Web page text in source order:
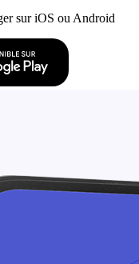
sur iOS ou Android